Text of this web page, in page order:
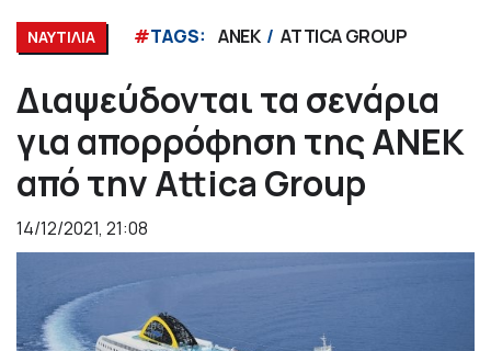
ΝΑΥΤΙΛΙΑ #TAGS: ΑΝΕΚ ATTICA GROUP
Διαψεύδονται τα σενάρια
για απορρόφηση της ΑΝΕΚ
από την Attica Group
14/12/2021, 21:08